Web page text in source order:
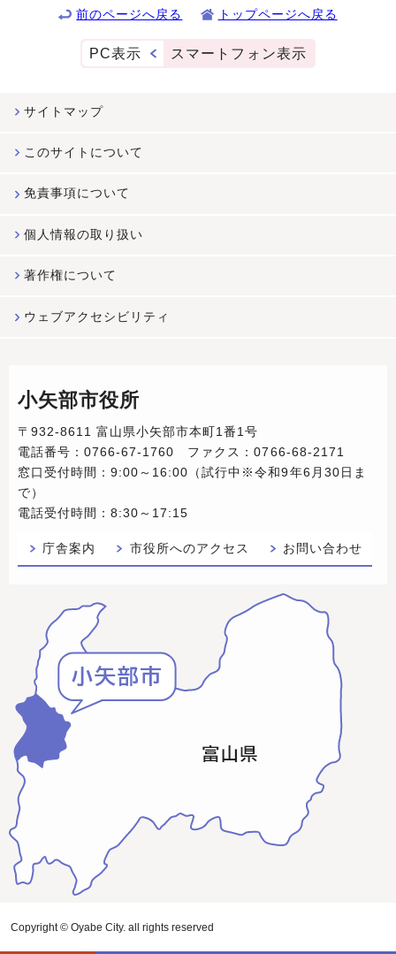
前のページへ戻る トップページへ戻る
PC表示 スマートフォン表示
サイトマップ
このサイトについて
免責事項について
個人情報の取り扱い
著作権について
ウェブアクセシビリティ
小矢部市役所
〒932-8611 富山県小矢部市本町1番1号
電話番号：0766-67-1760 ファクス：0766-68-2171
窓口受付時間：9:00～16:00（試行中※令和9年6月30日ま
で）
電話受付時間：8:30～17:15
庁舎案内 市役所へのアクセス お問い合わせ
Copyright © Oyabe City. all rights reserved